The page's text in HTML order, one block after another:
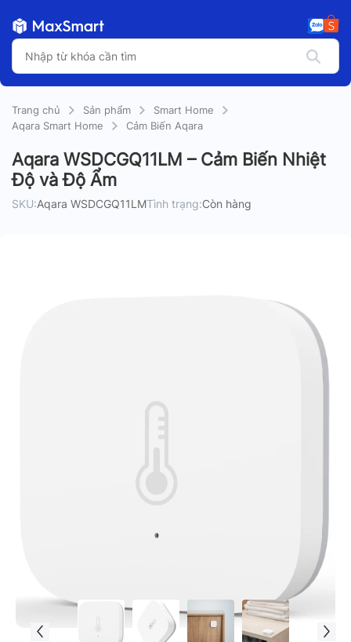
Trang chủ Sản phẩm
Smart Home
Aqara Smart Home
Cảm Biến Aqara
Aqara WSDCGQ11LM – Cảm Biến Nhiệt
Độ và Độ Ẩm
SKU:Aqara WSDCGQ11LMTình trạng:Còn hàng